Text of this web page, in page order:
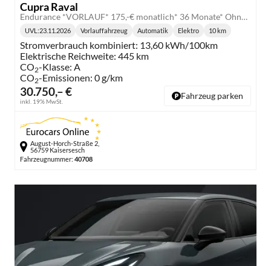
Cupra Raval
Endurance *VORLAUF* 175,-€ monatlich* 36 Monate* Ohne Kilometerbegrenzung*
30.750,– €
inkl. 19% MwSt.
Lieferzeit:
UVL :23.11.2026 Vorlauffahrzeug
Getriebe:
Automatik
Kraftstoff:
Elektro
Kilometerstand:
10 km
Stromverbrauch kombiniert: 13,60 kWh/100km
Elektrische Reichweite: 445 km
CO2-Klasse: A
CO2-Emissionen: 0 g/km
Fahrzeug parken
August-Horch-Straße 2,
56759 Kaisersesch
Fahrzeugnummer: 40708